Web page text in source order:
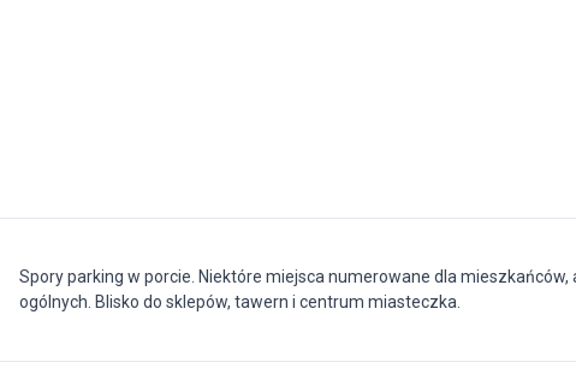
Spory parking w porcie. Niektóre miejsca numerowane dla mieszkańców,
ogólnych. Blisko do sklepów, tawern i centrum miasteczka.